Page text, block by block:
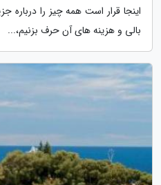
اینجا قرار است همه چیز را درباره
بالی و هزینه های آن حرف بزنیم،...